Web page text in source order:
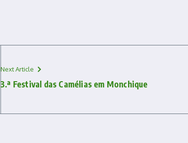
Next Article
3.ª Festival das Camélias em Monchique